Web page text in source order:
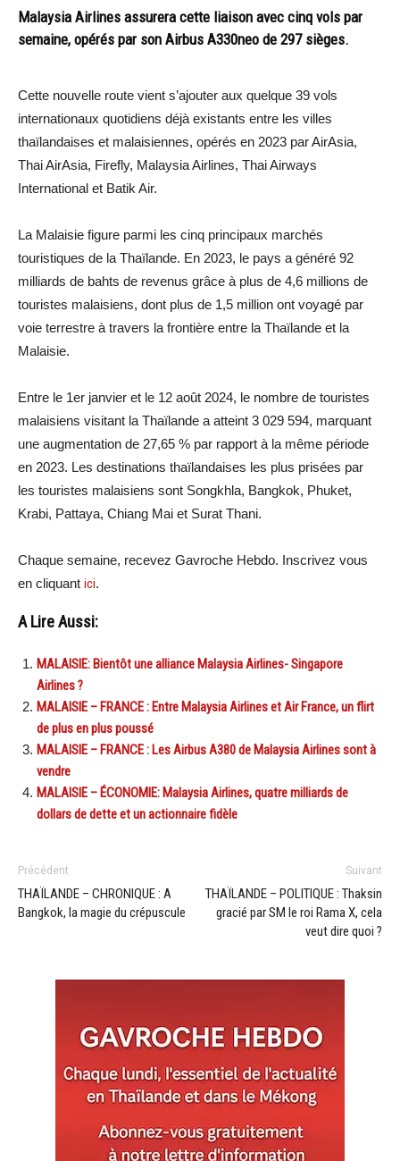
Malaysia Airlines assurera cette liaison avec cinq vols par
semaine, opérés par son Airbus A330neo de 297 sièges.
Cette nouvelle route vient s’ajouter aux quelque 39 vols
internationaux quotidiens déjà existants entre les villes
thaïlandaises et malaisiennes, opérés en 2023 par AirAsia,
Thai AirAsia, Firefly, Malaysia Airlines, Thai Airways
International et Batik Air.
La Malaisie figure parmi les cinq principaux marchés
touristiques de la Thaïlande. En 2023, le pays a généré 92
milliards de bahts de revenus grâce à plus de 4,6 millions de
touristes malaisiens, dont plus de 1,5 million ont voyagé par
voie terrestre à travers la frontière entre la Thaïlande et la
Malaisie.
Entre le 1er janvier et le 12 août 2024, le nombre de touristes
malaisiens visitant la Thaïlande a atteint 3 029 594, marquant
une augmentation de 27,65 % par rapport à la même période
en 2023. Les destinations thaïlandaises les plus prisées par
les touristes malaisiens sont Songkhla, Bangkok, Phuket,
Krabi, Pattaya, Chiang Mai et Surat Thani.
Chaque semaine, recevez Gavroche Hebdo. Inscrivez vous
en cliquant ici.
A Lire Aussi:
MALAISIE: Bientôt une alliance Malaysia Airlines- Singapore
Airlines ?
MALAISIE – FRANCE : Entre Malaysia Airlines et Air France, un flirt
de plus en plus poussé
MALAISIE – FRANCE : Les Airbus A380 de Malaysia Airlines sont à
vendre
MALAISIE – ÉCONOMIE: Malaysia Airlines, quatre milliards de
dollars de dette et un actionnaire fidèle
Précédent
THAÏLANDE – CHRONIQUE : A
Bangkok, la magie du crépuscule
Suivant
THAÏLANDE – POLITIQUE : Thaksin
gracié par SM le roi Rama X, cela
veut dire quoi ?